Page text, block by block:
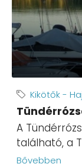
Kikötők -
A
található, a
Bővebben